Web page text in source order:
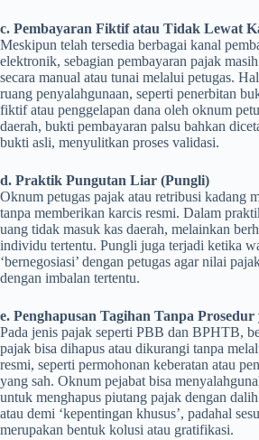
c. Pembayaran Fiktif atau Tidak Lewat
Meskipun telah tersedia berbagai kanal
elektronik, sebagian pembayaran pajak
secara manual atau tunai melalui petugas.
ruang penyalahgunaan, seperti penerbitan
fiktif atau penggelapan dana oleh oknum
daerah, bukti pembayaran palsu bahkan
bukti asli, menyulitkan proses validasi.
d. Praktik Pungutan Liar (Pungli)
Oknum petugas pajak atau retribusi kadang
tanpa memberikan karcis resmi. Dalam
uang tidak masuk kas daerah, melainkan
individu tertentu. Pungli juga terjadi ketika
‘bernegosiasi’ dengan petugas agar nilai
dengan imbalan tertentu.
e. Penghapusan Tagihan Tanpa Prosedur
Pada jenis pajak seperti PBB dan BPHTB,
pajak bisa dihapus atau dikurangi tanpa
resmi, seperti permohonan keberatan atau
yang sah. Oknum pejabat bisa
untuk menghapus piutang pajak dengan
atau demi ‘kepentingan khusus’, padahal
merupakan bentuk kolusi atau gratifikasi.